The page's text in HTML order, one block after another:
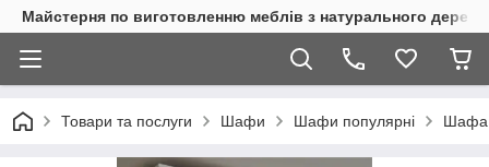
Майстерня по виготовленню меблів з натурального
Товари та послуги Шафи Шафи популярні Шафа